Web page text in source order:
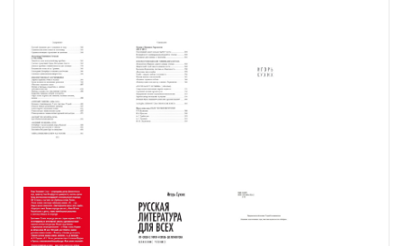
Горьком, а также включен большой раздел «Язык русских
писателей».
«Русская литература для всех» — одна из тех редких книг, которые
со временем не устаревают. Она еще раз доказывает то, что
филология — не унылая наука и серьезный разговор о литературе